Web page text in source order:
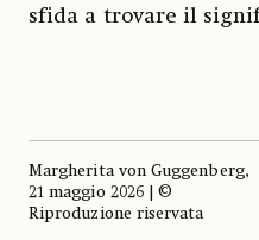
sfida a trovare il
Margherita von Guggenberg,
21 maggio 2026 | ©
Riproduzione riservata